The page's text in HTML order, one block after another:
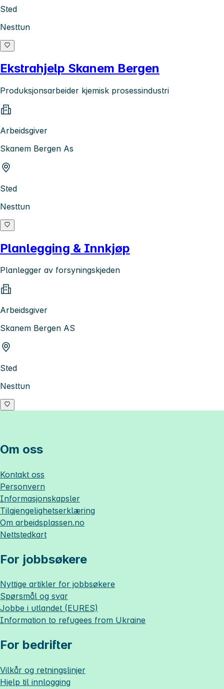
Sted
Nesttun
Ekstrahjelp Skanem Bergen
Produksjonsarbeider kjemisk prosessindustri
Arbeidsgiver
Skanem Bergen As
Sted
Nesttun
Planlegging & Innkjøp
Planlegger av forsyningskjeden
Arbeidsgiver
Skanem Bergen AS
Sted
Nesttun
Om oss
Kontakt oss
Personvern
Informasjonskapsler
Tilgjengelighetserklæring
Om arbeidsplassen.no
Nettstedkart
For jobbsøkere
Nyttige artikler for jobbsøkere
Spørsmål og svar
Jobbe i utlandet (EURES)
Information to refugees from Ukraine
For bedrifter
Vilkår og retningslinjer
Hjelp til innlogging